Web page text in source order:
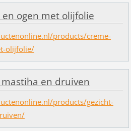
ogen met olijfolie
products/creme-
olijfolie/
en druiven
products/gezicht-